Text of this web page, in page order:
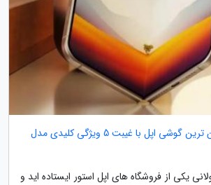
آیفون اولترا تاشو؛ گران ترین گوشی اپل با غیبت 5 ویژگی کلیدی مدل
یکی از فروشگاه های اپل استور ایستاده اید و